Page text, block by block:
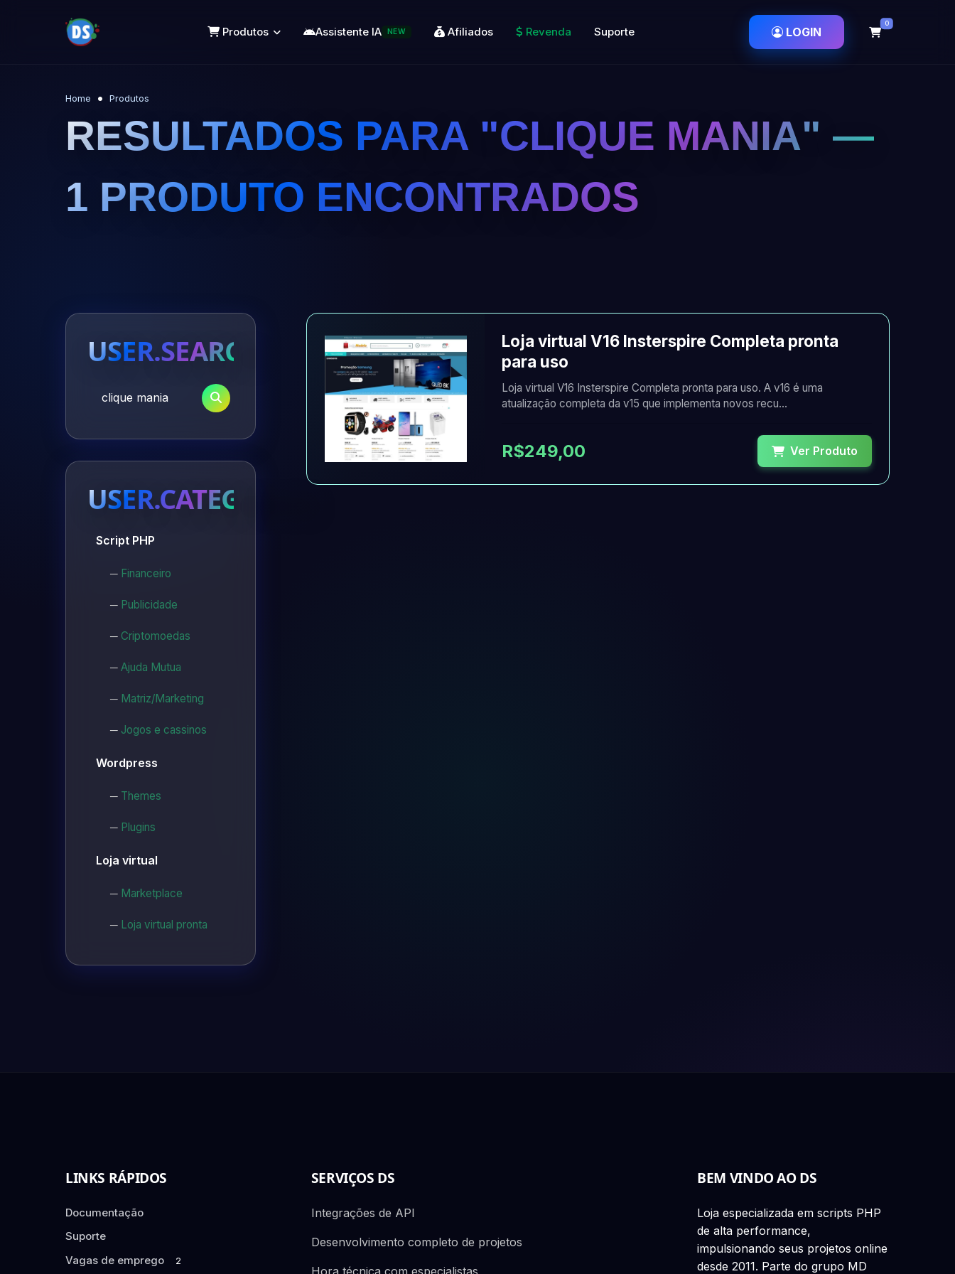
Produtos Assistente IA NEW Afiliados Revenda Suporte LOGIN
0
Home Produtos
RESULTADOS PARA "CLIQUE MANIA" —
1 PRODUTO ENCONTRADOS
USER.SEARCH
USER.CATEGORIES
Script PHP
Financeiro
Publicidade
Criptomoedas
Ajuda Mutua
Matriz/Marketing
Jogos e cassinos
Wordpress
Themes
Plugins
Loja virtual
Marketplace
Loja virtual pronta
Loja virtual V16 Insterspire Completa pronta
para uso
Loja virtual V16 Insterspire Completa pronta para uso. A v16 é uma
atualização completa da v15 que implementa novos recu...
R$249,00 Ver Produto
LINKS RÁPIDOS
Documentação
Suporte
Vagas de emprego
2
SERVIÇOS DS
Integrações de API
Desenvolvimento completo de projetos
Hora técnica com especialistas
BEM VINDO AO DS
Loja especializada em scripts PHP
de alta performance,
impulsionando seus projetos online
desde 2011. Parte do grupo MD